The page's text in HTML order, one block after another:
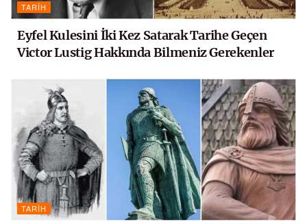
TARIH
Eyfel Kulesini İki Kez Satarak Tarihe Geçen
Victor Lustig Hakkında Bilmeniz Gerekenler
TARIH